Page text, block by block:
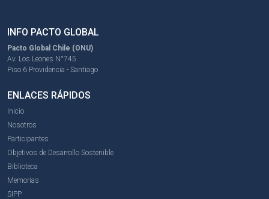
INFO PACTO GLOBAL
Pacto Global Chile (ONU)
Av. Los Leones N°745
Piso 6 Providencia - Santiago
ENLACES RÁPIDOS
Inicio
Nosotros
Participantes
Objetivos de Desarrollo Sostenible
Biblioteca
Memorias
SIPP